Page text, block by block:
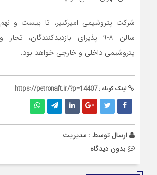
شرکت پتروشیمی امیرکبیر، تا بیست و نهم
سالن ۸-۹ پذیرای بازدیدکنندگان،
پتروشیمی داخلی و خارجی خواهد بود.
لینک کوتاه :https://petronaft.ir/?p=14407
ارسال توسط : مدیریت
بدون دیدگاه